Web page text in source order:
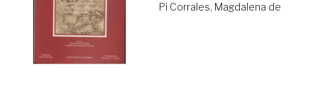
Pi Corrales, Magdalena de